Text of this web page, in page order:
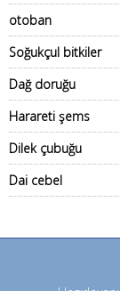
otoban
Soğukçul bitkiler
Dağ doruğu
Harareti şems
Dilek çubuğu
Dai cebel